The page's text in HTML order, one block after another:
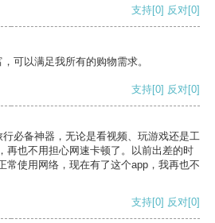
支持[0] 反对[0]
可以满足我所有的购物需求。
支持[0] 反对[0]
必备神器，无论是看视频、玩游戏还是工
再也不用担心网速卡顿了。以前出差的时
常使用网络，现在有了这个app，我再也不
支持[0] 反对[0]